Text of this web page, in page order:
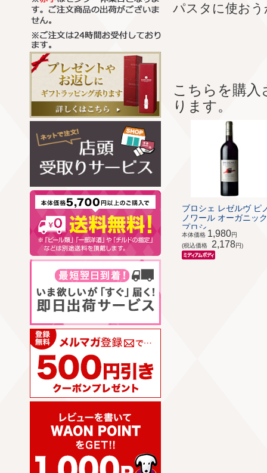
パスタに使お
こちらを購
ります。
ブロシェ レゼルヴ ピ
ノワール オーガニッ
プロシ...
本体価格 1,980円
(税込価格
2,178円)